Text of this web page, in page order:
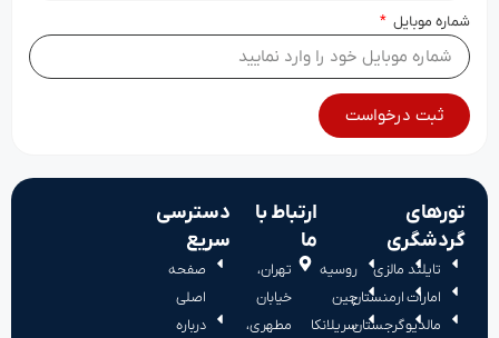
شماره موبایل
ثبت درخواست
ارتباط با
ما
تهران،
خیابان
مطهری،
دسترسی
سریع
صفحه
اصلی
درباره
تورهای
گردشگری
تایلند
امارات
مالدیو
مالزی
ارمنستان
گرجستان
روسیه
چین
سریلانکا